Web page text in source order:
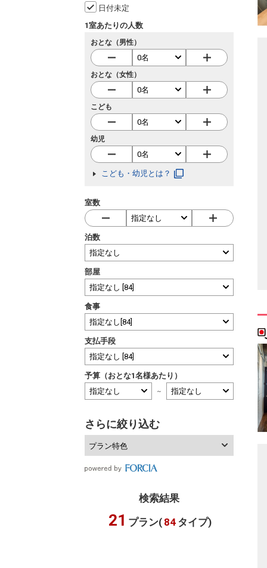
日付未定
1室あたりの人数
おとな（男性）
おとな（女性）
こども
幼児
こども・幼児とは？
室数
泊数
部屋
食事
支払手段
予算（おとな1名様あたり）
～
さらに絞り込む
プラン特色
検索結果
21 プラン( 84 タイプ)